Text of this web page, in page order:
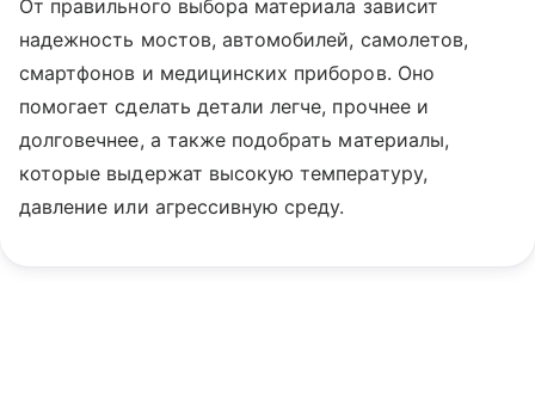
От правильного выбора материала зависит
надежность мостов, автомобилей, самолетов,
смартфонов и медицинских приборов. Оно
помогает сделать детали легче, прочнее и
долговечнее, а также подобрать материалы,
которые выдержат высокую температуру,
давление или агрессивную среду.